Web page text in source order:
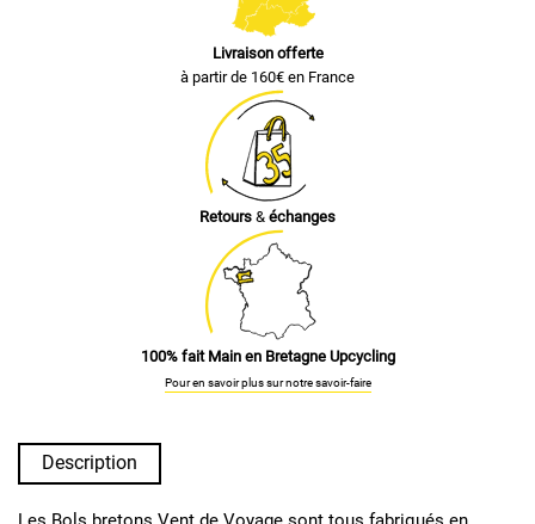
Livraison offerte
à partir de 160€ en France
Retours & échanges
100% fait Main en Bretagne Upcycling
Pour en savoir plus sur notre savoir-faire
Description